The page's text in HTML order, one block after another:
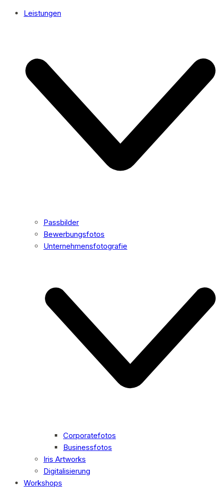
Leistungen
Passbilder
Bewerbungsfotos
Unternehmensfotografie
Corporatefotos
Businessfotos
Iris Artworks
Digitalisierung
Workshops